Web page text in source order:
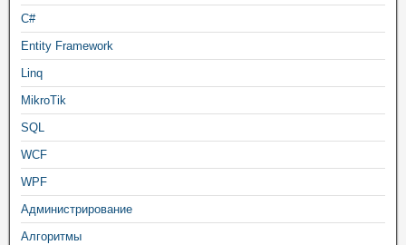
C#
Entity Framework
Linq
MikroTik
SQL
WCF
WPF
Администрирование
Алгоритмы